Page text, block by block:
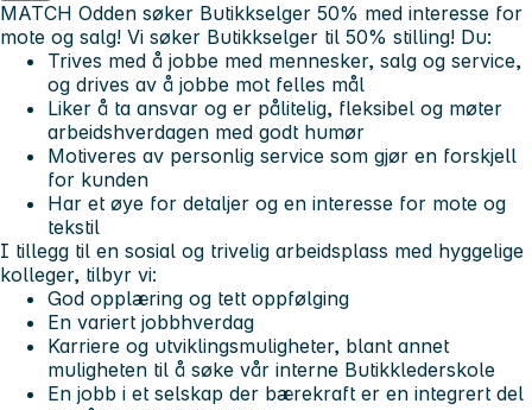
MATCH Odden søker Butikkselger 50% med interesse for
mote og salg! Vi søker Butikkselger til 50% stilling! Du:
Trives med å jobbe med mennesker, salg og service,
og drives av å jobbe mot felles mål
Liker å ta ansvar og er pålitelig, fleksibel og møter
arbeidshverdagen med godt humør
Motiveres av personlig service som gjør en forskjell
for kunden
Har et øye for detaljer og en interesse for mote og
tekstil
I tillegg til en sosial og trivelig arbeidsplass med hyggelige
kolleger, tilbyr vi:
God opplæring og tett oppfølging
En variert jobbhverdag
Karriere og utviklingsmuligheter, blant annet
muligheten til å søke vår interne Butikklederskole
En jobb i et selskap der bærekraft er en integrert del